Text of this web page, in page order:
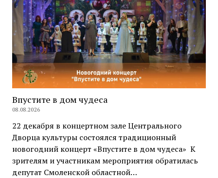
Впустите в дом чудеса
08.08.2026
22 декабря в концертном зале Центрального
Дворца культуры состоялся традиционный
новогодний концерт «Впустите в дом чудеса» К
зрителям и участникам мероприятия обратилась
депутат Смоленской областной…